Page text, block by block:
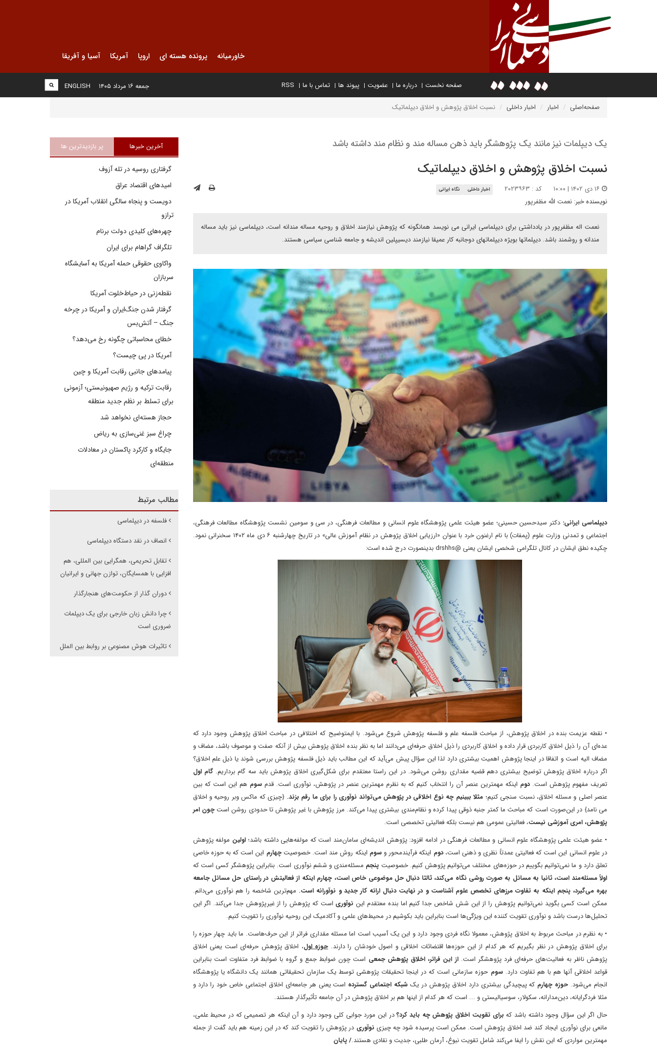
خاورمیانه پرونده هسته ای اروپا آمریکا آسیا و آفریقا
صفحه نخست درباره ما عضویت پیوند ها تماس با ما RSS
ENGLISH جمعه ۱۶ مرداد ۱۴۰۵
صفحه‌اصلی اخبار اخبار داخلی نسبت اخلاق پژوهش و اخلاق دیپلماتیک
یک دیپلمات نیز مانند یک پژوهشگر باید ذهن مساله مند و نظام مند داشته باشد
نسبت اخلاق پژوهش و اخلاق دیپلماتیک
کد : ۲۰۲۳۹۶۳ اخبار داخلی نگاه ایرانی
نویسنده خبر: نعمت الله مظفرپور
نعمت اله مظفرپور در یادداشتی برای دیپلماسی ایرانی می نویسد همانگونه که پژوهش نیازمند اخلاق و روحیه مساله مندانه است، دیپلماسی نیز باید مساله
مندانه و روشمند باشد. دیپلماتها بویژه دیپلماتهای دوجانبه کار عمیقا نیازمند دیسیپلین اندیشه و جامعه شناسی سیاسی هستند.
دیپلماسی ایرانی: دکتر سیدحسین حسینی؛ عضو هیئت علمی پژوهشگاه علوم انسانی و مطالعات فرهنگی، در سی و سومین نشست پژوهشگاه مطالعات فرهنگی،
اجتماعی و تمدنی وزارت علوم (پمفات) با نام ارغنون خرد با عنوان «ارزیابی اخلاق پژوهش در نظام آموزش عالی» در تاریخ چهارشنبه ۶ دی ماه ۱۴۰۲ سخنرانی نمود.
چکیده نطق ایشان در کانال تلگرامی شخصی ایشان یعنی @drshhs بدینصورت درج شده است:
• نقطه عزیمت بنده در اخلاق پژوهش، از مباحث فلسفه علم و فلسفه پژوهش شروع می‌شود. با ایمتوضیح که اختلافی در مباحث اخلاق پژوهش وجود دارد که
عده‌ای آن را ذیل اخلاق کاربردی قرار داده و اخلاق کاربردی را ذیل اخلاق حرفه‌ای می‌دانند اما به نظر بنده اخلاق پژوهش بیش از آنکه صفت و موصوف باشد، مضاف و
مضاف الیه است و اتفاقا در اینجا پژوهش اهمیت بیشتری دارد لذا این سؤال پیش می‌آید که این مطالب باید ذیل فلسفه پژوهش بررسی شوند یا ذیل علم اخلاق؟
اگر درباره اخلاق پژوهش توضیح بیشتری دهم قضیه مقداری روشن می‌‌شود. در این راستا معتقدم برای شکل‌گیری اخلاق پژوهش باید سه گام برداریم.گام اول
تعریف مفهوم پژوهش است. دوم اینکه مهمترین عنصر آن را انتخاب کنیم که به نظرم مهمترین عنصر در پژوهش، نوآوری است. قدمسوم هم این است که بین
عنصر اصلی و مسئله اخلاق، نسبت ‌سنجی کنیم؛ مثلا ببینیم چه نوع اخلاقی در پژوهش می‌تواند نوآوری را برای ما رقم بزند. {چیزی که ماکس وبر روحیه و اخلاق
می نامد} در این‌صورت است که مباحث ما کمتر جنبه ذوقی پیدا کرده و نظام‌مندی بیشتری پیدا می‌کند. مرز پژوهش با غیر پژوهش تا حدودی روشن استچون امر
پژوهش، امری آموزشی نیست، فعالیتی عمومی هم نیست بلکه فعالیتی تخصصی است.
• عضو هیئت علمی پژوهشگاه علوم انسانی و مطالعات فرهنگی در ادامه افزود: پژوهش اندیشه‌ای سامان‌مند است که مولفه‌هایی داشته باشد؛اولین مولفه پژوهش
در علوم انسانی این است که فعالیتی عمدتاً نظری و ذهنی است،دوم اینکه فرآیندمحور و سوم اینکه روش ‌مند است. خصوصیتچهارم این است که به حوزه خاصی
تعلق دارد و ما نمی‌توانیم بگوییم در حوزه‌های مختلف می‌توانیم پژوهش کنیم. خصوصیت پنجم مسئله‌مندی و ششم نوآوری است. بنابراین پژوهشگر کسی است که
اولاً مسئله‌مند است، ثانیا به مسائل به صورت روشی نگاه می‌کند، ثالثا دنبال حل موضوعی خاص است، چهارم اینکه از فعالیتش در راستای حل مسائل جامعه
بهره می‌‌گیرد، پنجم اینکه به تفاوت مرزهای تخصص علوم آشناست و در نهایت دنبال ارائه کار جدید و نوآورانه است. مهم‌ترین شاخصه را هم نوآوری می‌دانم.
ممکن است کسی بگوید نمی‌توانیم پژوهش را از این شش شاخص جدا کنیم اما بنده معتقدم ایننوآوری است که پژوهش را از غیرپژوهش جدا می‌کند. اگر این
تحلیل‌ها درست باشد و نوآوری تقویت کننده این ویژگی‌ها است بنابراین باید بکوشیم در محیط‌های علمی و آکادمیک این روحیه نوآوری را تقویت کنیم.
• به نظرم در مباحث مربوط به اخلاق پژوهش، معمولا نگاه فردی وجود دارد و این یک آسیب است اما مسئله مقداری فراتر از این حرف‌هاست. ما باید چهار حوزه را
برای اخلاق پژوهش در نظر بگیریم که هر کدام از این حوزه‌ها اقتضائات اخلاقی و اصول خودشان را دارند.حوزه اول، اخلاق پژوهش حرفه‌ای است یعنی اخلاق
پژوهش ناظر به فعالیت‌های حرفه‌ای فرد پژوهشگر است.از این فراتر، اخلاق پژوهش جمعی است چون ضوابط جمع و گروه با ضوابط فرد متفاوت است بنابراین
قواعد اخلاقی آنها هم با هم تفاوت دارد.سوم حوزه سازمانی است که در اینجا تحقیقات پژوهشی توسط یک سازمان تحقیقاتی همانند یک دانشگاه یا پژوهشگاه
انجام می‌شود. حوزه چهارم که پیچیدگی‌ بیشتری دارد اخلاق پژوهش در یک شبکه اجتماعی گسترده است یعنی هر جامعه‌ای اخلاق اجتماعی خاص خود را دارد و
مثلا فردگرایانه، دین‌مدارانه، سکولار، سوسیالیستی و ... است که هر کدام از اینها هم بر اخلاق پژوهش در آن جامعه تأثیرگذار هستند.
حال اگر این سؤال وجود داشته باشد که برای تقویت اخلاق پژوهش چه باید کرد؟در این مورد جوابی کلی وجود دارد و آن اینکه هر تصمیمی که در محیط علمی،
مانعی برای نوآوری ایجاد کند ضد اخلاق پژوهش است. ممکن است پرسیده شود چه چیزی نوآوری در پژوهش را تقویت کند که در این زمینه هم باید گفت از جمله
مهمترین مواردی که این نقش را ایفا می‌کند شامل تقویت نبوغ، آرمان طلبی، جدیت و نقادی هستند./ پایان
آخرین خبرها پر بازدیدترین ها
گرفتاری روسیه در تله آزوف
امیدهای اقتصاد عراق
دویست و پنجاه سالگی انقلاب آمریکا در
ترازو
چهره‌های کلیدی دولت برنام
تلگراف گراهام برای ایران
واکاوی حقوقی حمله آمریکا به آسایشگاه
سربازان
نقطه‌زنی در حیاط‌خلوت آمریکا
گرفتار شدن جنگ‌ایران و آمریکا در چرخه
جنگ – آتش‌بس
خطای محاسباتی چگونه رخ می‌دهد؟
آمریکا در پی چیست؟
پیامدهای جانبی رقابت آمریکا و چین
رقابت ترکیه و رژیم صهیونیستی؛ آزمونی
برای تسلط بر نظم جدید منطقه
حجاز هسته‌ای نخواهد شد
چراغ سبز غنی‌سازی به ریاض
جایگاه و کارکرد پاکستان در معادلات
منطقه‌ای
مطالب مرتبط
فلسفه در دیپلماسی
انصاف در نقد دستگاه دیپلماسی
تقابل تحریمی، همگرایی بین المللی، هم
افزایی با همسایگان، توازن جهانی و ایرانیان
دوران گذار از حکومت‌های هنجارگذار
چرا دانش زبان خارجی برای یک دیپلمات
ضروری است
تاثیرات هوش مصنوعی بر روابط بین الملل